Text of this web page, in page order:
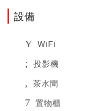
設備
WiFi
投影機
茶水間
置物櫃